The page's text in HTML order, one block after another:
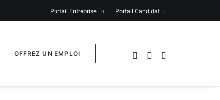
Portail Entreprise Portail Candidat
OFFREZ UN EMPLOI